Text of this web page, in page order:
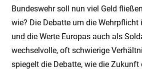
Bundeswehr soll nun viel Geld
wie? Die Debatte um die
und die Werte Europas auch als
wechselvolle, oft schwierige
spiegelt die Debatte, wie die